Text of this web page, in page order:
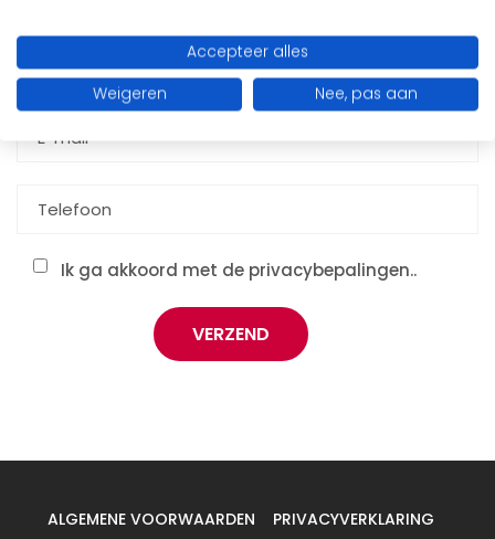
Ik ga akkoord met de privacybepalingen..
ALGEMENE VOORWAARDEN
PRIVACYVERKLARING
Accepteer alles
Weigeren
Nee, pas aan